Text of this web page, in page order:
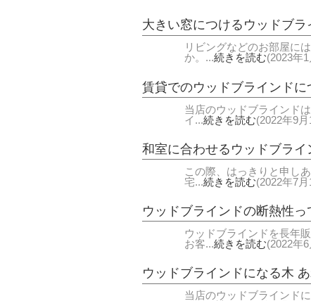
大きい窓につけるウッドブ
リビングなどのお部屋に
か。...続きを読む(2023年
賃貸でのウッドブラインドに
当店のウッドブラインド
イ...続きを読む(2022年9
和室に合わせるウッドブライ
この際、はっきりと申し
宅...続きを読む(2022年7
ウッドブラインドの断熱性っ
ウッドブラインドを長年
お客...続きを読む(2022年
ウッドブラインドになる木
当店のウッドブラインド